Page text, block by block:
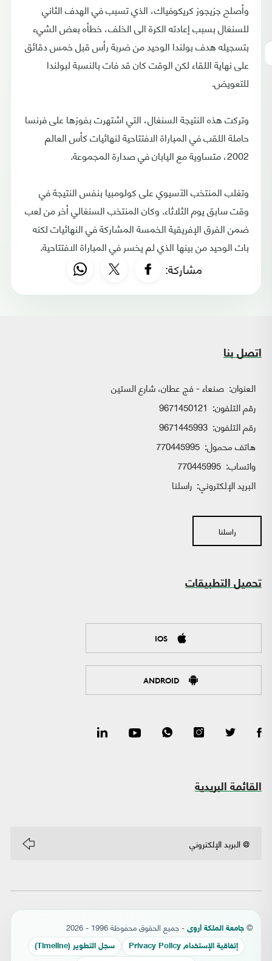
وأصلح جزيجوز كريكوفياك، الذي تسبب في الهدف الثاني
للسنغال بسبب إعادته الكرة الى الخلف، خطأه بعض الشيء
بتسجيله هدف بولندا الوحيد من ضربة رأس قبل خمس دقائق
على نهاية اللقاء لكن الوقت كان قد فات بالنسبة لبولندا
للتعويض.
وتركت هذه النتيجة السنغال، التي اشتهرت بفوزها على فرنسا
حاملة اللقب في المباراة الافتتاحية لنهائيات كأس العالم
2002، متساوية مع اليابان في صدارة المجموعة.
وتغلب المنتخب الآسيوي على كولومبيا بنفس النتيجة في
وقت سابق يوم الثلاثاء. وكان المنتخب السنغالي أخر من لعب
ضمن الفرق الإفريقية الخمسة المشاركة في النهائيات لكنه
بات الوحيد من بينها الذي لم يخسر في المباراة الافتتاحية.
مشاركة:
اتصل بنا
العنوان: صنعاء - فج عطان، شارع الستين
رقم التلفون: 9671450121
رقم التلفون: 9671445993
هاتف محمول: 770445995
واتساب:
البريد الإلكتروني: راسلنا
راسلنا
تحميل التطبيقات
IOS
ANDROID
القائمة البريدية
© جامعة الملكة أروى - جميع الحقوق محفوظة 1996 - 2026
إتفاقية الإستخدام Privacy Policy سجل التطوير (Timeline)